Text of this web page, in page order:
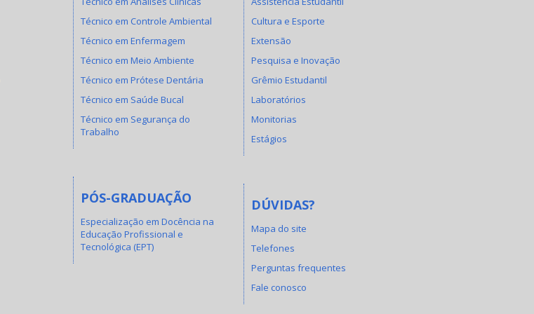
Técnico em Controle Ambiental
Técnico em Enfermagem
Técnico em Meio Ambiente
Técnico em Prótese Dentária
Técnico em Saúde Bucal
Técnico em Segurança do
Trabalho
PÓS-GRADUAÇÃO
Especialização em Docência na
Educação Profissional e
Tecnológica (EPT)
Cultura e Esporte
Extensão
Pesquisa e Inovação
Grêmio Estudantil
Laboratórios
Monitorias
Estágios
DÚVIDAS?
Mapa do site
Telefones
Perguntas frequentes
Fale conosco